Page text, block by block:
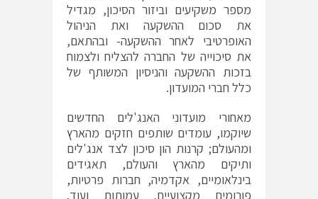
מספר משקיעים וביזור הסיכון, מגדיל
את סכום ההשקעה ואת הניהול
האופרטיבי לאחר ההשקעה- ובהתאם,
את סיכוייה של החברה להצליח ולצמוח
בזכות ההשקעה והניסיון המשותף של
כלל חברי המועדון.
מאחורי מועדוני האנג'לים החדשים
שיוקמו, עומדים שותפים חזקים מהארץ
ומהעולם; קרנות הון סיכון לצד אנג'לים
ותיקים מהארץ והעולם, תאגידים
בינלאומיים, אקדמיה, חברות פרטיות,
פורומים מקצועיים, עמותות ועוד.